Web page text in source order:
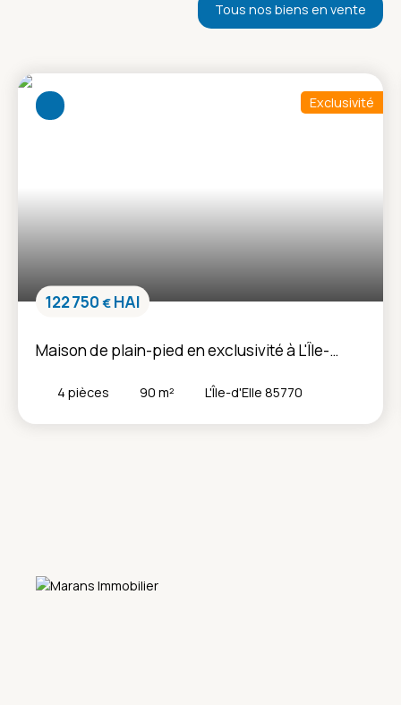
Tous nos biens en vente
Exclusivité
122 750 € HAI
Maison de plain-pied en exclusivité à L'Île-
4 pièces 90 m² L'Île-d'Elle 85770